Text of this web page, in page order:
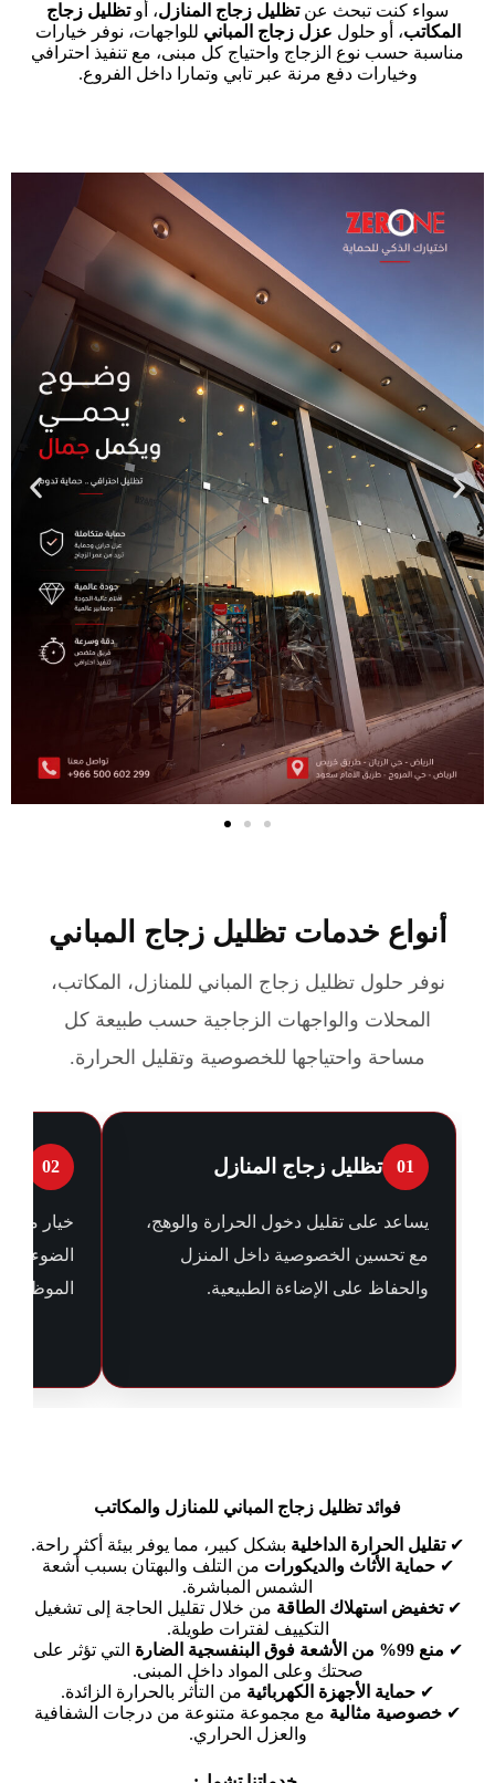
سواء كنت تبحث عنتظليل زجاج المنازل، أوتظليل زجاج
المكاتب، أو حلول عزل زجاج المباني للواجهات، نوفر خيارات
مناسبة حسب نوع الزجاج واحتياج كل مبنى، مع تنفيذ احترافي
وخيارات دفع مرنة عبر تابي وتمارا داخل الفروع.
أنواع خدمات تظليل زجاج المباني
نوفر حلول تظليل زجاج المباني للمنازل، المكاتب،
المحلات والواجهات الزجاجية حسب طبيعة كل
مساحة واحتياجها للخصوصية وتقليل الحرارة.
01 تظليل زجاج المنازل
يساعد على تقليل دخول الحرارة والوهج،
مع تحسين الخصوصية داخل المنزل
والحفاظ على الإضاءة الطبيعية.
02
خيار
الضوء
فوائد تظليل زجاج المباني للمنازل والمكاتب
✔تقليل الحرارة الداخلية بشكل كبير، مما يوفر بيئة أكثر راحة.
✔حماية الأثاث والديكورات من التلف والبهتان بسبب أشعة
الشمس المباشرة.
✔تخفيض استهلاك الطاقة من خلال تقليل الحاجة إلى تشغيل
التكييف لفترات طويلة.
✔ منع 99% من الأشعة فوق البنفسجية الضارة
التي تؤثر على
صحتك وعلى المواد داخل المبنى.
✔ حماية الأجهزة الكهربائية من التأثر بالحرارة الزائدة.
✔ خصوصية مثالية مع مجموعة متنوعة من درجات الشفافية
والعزل الحراري.